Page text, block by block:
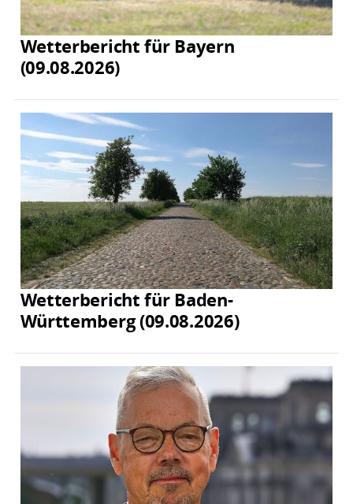
Wetterbericht für Bayern
(09.08.2026)
Wetterbericht für Baden-
Württemberg (09.08.2026)